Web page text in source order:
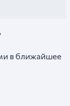
в ближайшее